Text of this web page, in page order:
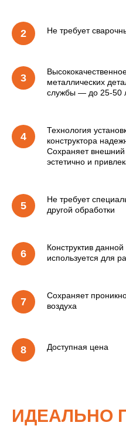
Не требует
металлических
службы — до 25-50
Технология
конструктора
Сохраняет
эстетично и
Не требует
другой обработки
Конструктив
используется для
Сохраняет
воздуха
Доступная цена
ИДЕАЛЬНО